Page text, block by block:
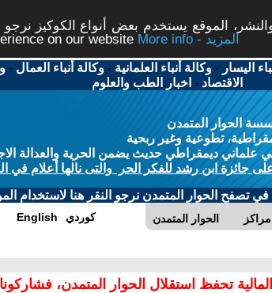
الموقع يستخدم بعض أنواع الكوكيز
on our website
More info - المزيد
اليسار -وكالة أنباء العلمانية -وكالة أنباء العمال -
الاقتصاد - اخبار الطب والعلوم
الحوار المتمدن
تطوعية وغير ربحية
ديمقراطي حديث يضمن الحرية والعدالة
جائزة ابن رشد للفكر الحر والتى نالها أعلام في
تصفح الحوار المتمدن نرجو النقر هنا لاستخدام
الحوار المتمدن مراكز English كوردي
تحفظ استقلال الحوار المتمدن،